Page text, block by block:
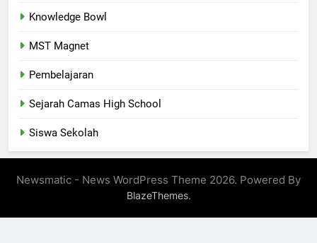
Knowledge Bowl
MST Magnet
Pembelajaran
Sejarah Camas High School
Siswa Sekolah
Newsmatic - News WordPress Theme 2026. Powered By
BlazeThemes.